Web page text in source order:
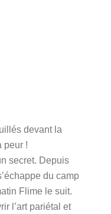
devant la
peur !
secret. Depuis
du camp
Flime le suit.
l’art pariétal et